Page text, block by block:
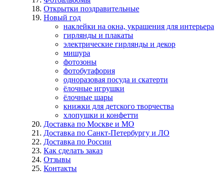
Открытки поздравительные
Новый год
наклейки на окна, украшения для интерьера
гирлянды и плакаты
электрические гирлянды и декор
мишура
фотозоны
фотобутафория
одноразовая посуда и скатерти
ёлочные игрушки
ёлочные шары
книжки для детского творчества
хлопушки и конфетти
Доставка по Москве и МО
Доставка по Санкт-Петербургу и ЛО
Доставка по России
Как сделать заказ
Отзывы
Контакты